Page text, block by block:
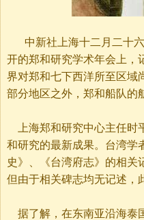
中新社上海十二月二十
开的郑和研究学术年会上，
界对郑和七下西洋所至区域
部分地区之外，郑和船队的
上海郑和研究中心主任时
和研究的最新成果。台湾学
史》、《台湾府志》的相关
但由于相关碑志均无记述，
据了解，在东南亚沿海泰